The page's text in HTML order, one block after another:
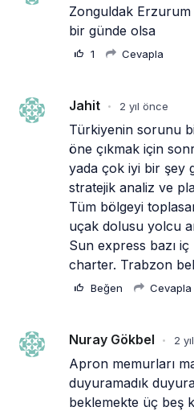
Zonguldak
bir günde olsa
1 Cevapla
Jahit • 2 yıl önce
Türkiyenin sorunu
öne çıkmak için
yada çok iyi bir şey
stratejik analiz ve
Tüm bölgeyi
uçak dolusu yolcu
Sun express bazı iç
charter. Trabzon
Beğen Cevapla
Nuray Gökbel • 2
Apron memurları
duyuramadık
beklemekte üç beş